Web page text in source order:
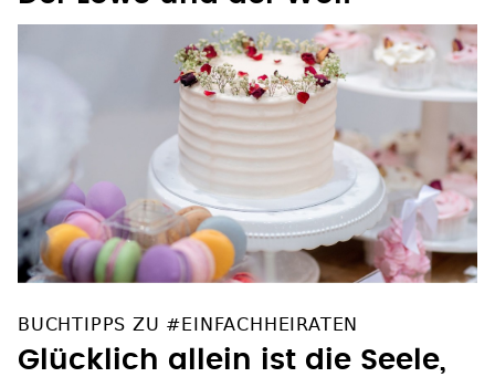
BUCHTIPPS ZU #EINFACHHEIRATEN
Glücklich allein ist die Seele,